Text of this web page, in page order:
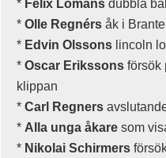
* Felix Lomans dubbla
* Olle Regnérs åk i
* Edvin Olssons lincoln
* Oscar Erikssons försök
klippan
* Carl Regners
* Alla unga åkare som
* Nikolai Schirmers